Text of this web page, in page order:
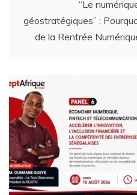
“Le
géostratégiques” :
de la Rentrée